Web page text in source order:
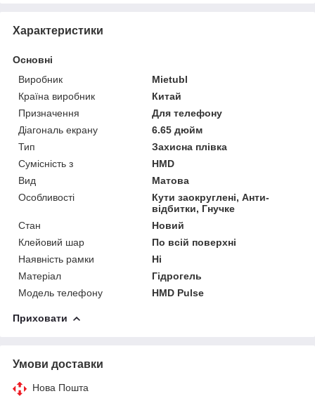
Характеристики
Основні
Виробник
Mietubl
Країна виробник
Китай
Призначення
Для телефону
Діагональ екрану
6.65 дюйм
Тип
Захисна плівка
Сумісність з
HMD
Вид
Матова
Особливості
Кути заокруглені, Анти-
відбитки, Гнучке
Стан
Новий
Клейовий шар
По всій поверхні
Наявність рамки
Ні
Матеріал
Гідрогель
Модель телефону
HMD Pulse
Приховати
Умови доставки
Нова Пошта